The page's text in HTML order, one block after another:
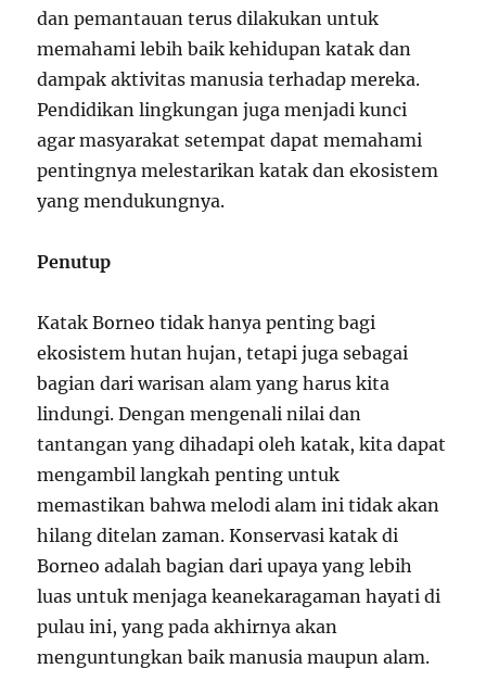
dan pemantauan terus dilakukan untuk
memahami lebih baik kehidupan katak dan
dampak aktivitas manusia terhadap mereka.
Pendidikan lingkungan juga menjadi kunci
agar masyarakat setempat dapat memahami
pentingnya melestarikan katak dan ekosistem
yang mendukungnya.
Penutup
Katak Borneo tidak hanya penting bagi
ekosistem hutan hujan, tetapi juga sebagai
bagian dari warisan alam yang harus kita
lindungi. Dengan mengenali nilai dan
tantangan yang dihadapi oleh katak, kita dapat
mengambil langkah penting untuk
memastikan bahwa melodi alam ini tidak akan
hilang ditelan zaman. Konservasi katak di
Borneo adalah bagian dari upaya yang lebih
luas untuk menjaga keanekaragaman hayati di
pulau ini, yang pada akhirnya akan
menguntungkan baik manusia maupun alam.